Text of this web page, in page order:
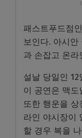
패스트푸드점
보인다. 아시안
과 손잡고 온라
설날 당일인
이 공연은 맥
또한 행운을
라인 야시장이
할 경우 복을